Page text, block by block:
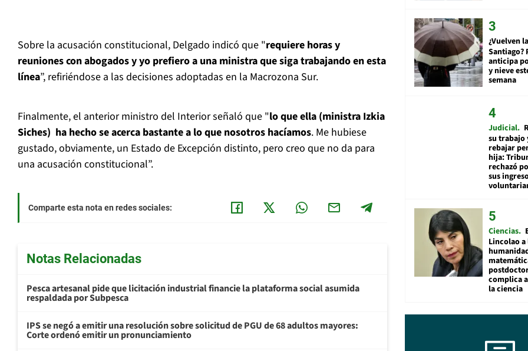
Sobre la acusación constitucional, Delgado indicó que "requiere horas y
reuniones con abogados y yo prefiero a una ministra que siga trabajando en esta
línea”, refiriéndose a las decisiones adoptadas en la Macrozona Sur.
Finalmente, el anterior ministro del Interior señaló que "lo que ella (ministra Izkia
Siches) ha hecho se acerca bastante a lo que nosotros hacíamos. Me hubiese
gustado, obviamente, un Estado de Excepción distinto, pero creo que no da para
una acusación constitucional”.
Comparte esta nota en redes sociales:
Notas Relacionadas
Pesca artesanal pide que licitación industrial financie la plataforma social asumida
respaldada por Subpesca
IPS se negó a emitir una resolución sobre solicitud de PGU de 68 adultos mayores:
Corte ordenó emitir un pronunciamiento
¿Vuelven
Santiago?
anticipa
y nieve
semana
Judicial
su trabajo
rebajar
hija:
rechazó
sus
Ciencias
Lincolao a
complica
la ciencia